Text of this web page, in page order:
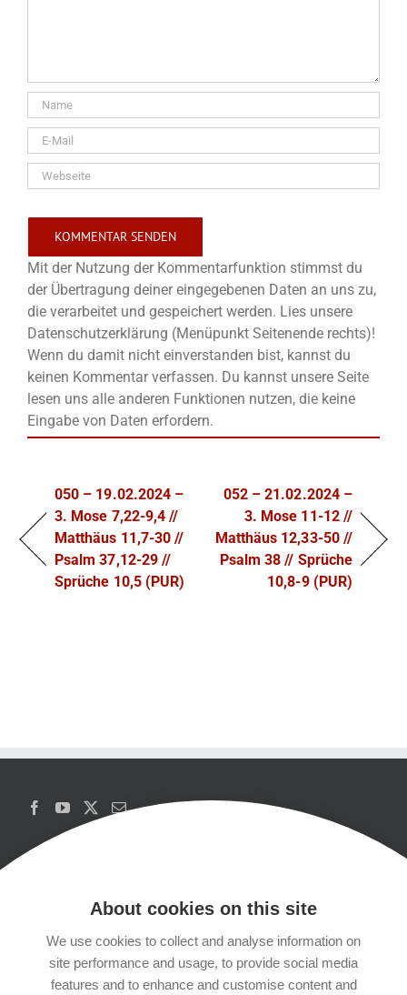
Mit der Nutzung der Kommentarfunktion stimmst du
der Übertragung deiner eingegebenen Daten an uns zu,
die verarbeitet und gespeichert werden. Lies unsere
Datenschutzerklärung (Menüpunkt Seitenende rechts)!
Wenn du damit nicht einverstanden bist, kannst du
keinen Kommentar verfassen. Du kannst unsere Seite
lesen uns alle anderen Funktionen nutzen, die keine
Eingabe von Daten erfordern.
050 – 19.02.2024 –
3. Mose 7,22-9,4 //
Matthäus 11,7-30 //
Psalm 37,12-29 //
Sprüche 10,5 (PUR)
052 – 21.02.2024 –
3. Mose 11-12 //
Matthäus 12,33-50 //
Psalm 38 // Sprüche
10,8-9 (PUR)
Copyrights
About cookies on this site
We use cookies to collect and analyse information on
site performance and usage, to provide social media
features and to enhance and customise content and